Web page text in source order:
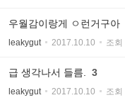
우월감이랑게 ㅇ런거구아
leakygut 2017.10.10 조회
급 생각나서 들름. 3
leakygut 2017.10.10 조회